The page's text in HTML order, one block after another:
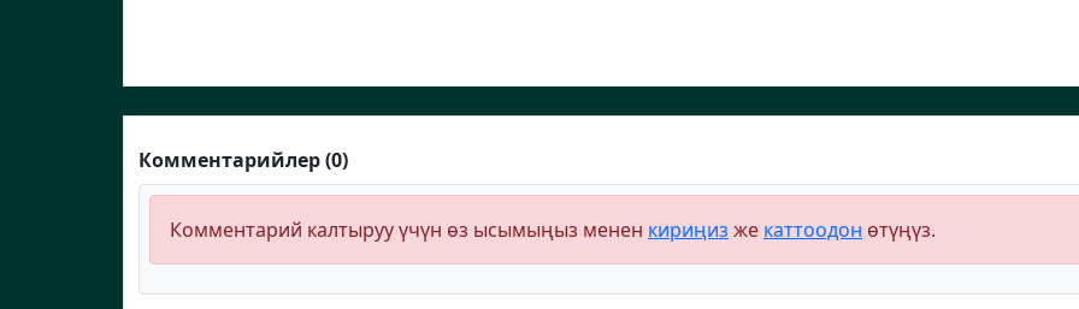
Комментарийлер (0)
Комментарий калтыруу үчүн өз ысымыңыз менен кириңиз же каттоодон өтүңүз.